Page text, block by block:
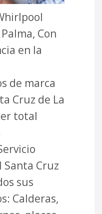
Con
en la
de marca
Cruz de La
total
Cruz
sus
Calderas,